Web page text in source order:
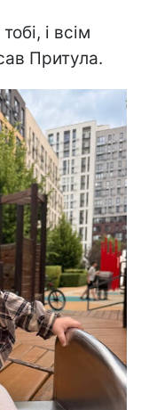
і всім
Притула.